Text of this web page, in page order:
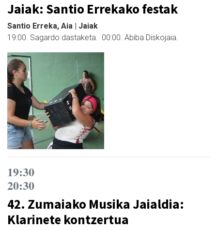
Jaiak: Santio Errekako festak
Santio Erreka, Aia | Jaiak
19:00. Sagardo dastaketa. 00:00. Abiba Diskojaia.
19:30
20:30
42. Zumaiako Musika Jaialdia:
Klarinete kontzertua